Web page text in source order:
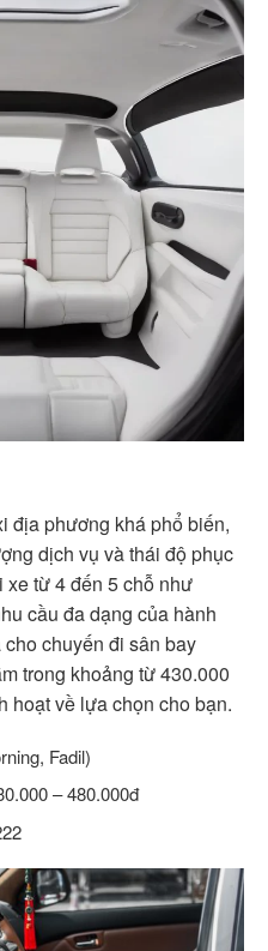
địa phương khá phổ biến,
dịch vụ và thái độ phục
từ 4 đến 5 chỗ như
cầu đa dạng của hành
chuyến đi sân bay
trong khoảng từ 430.000
hoạt về lựa chọn cho bạn.
Fadil)
– 480.000đ